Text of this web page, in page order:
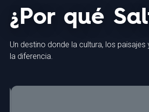
¿Por qué
Un destino donde la cultura, los paisajes
la diferencia.